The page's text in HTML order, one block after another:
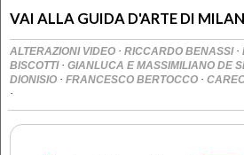
VAI ALLA GUIDA D'ARTE DI
ALTERAZIONI VIDEO · RICCARDO BENASSI ·
BISCOTTI · GIANLUCA E MASSIMILIANO DE
DIONISIO · FRANCESCO BERTOCCO ·
·